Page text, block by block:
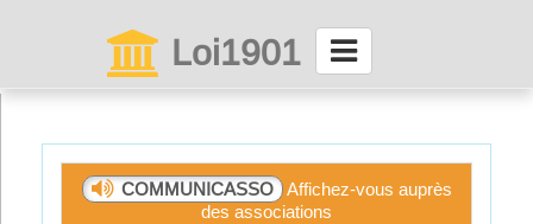
Loi1901
Connexion
COMMUNICASSO Affichez-vous auprès
des associations